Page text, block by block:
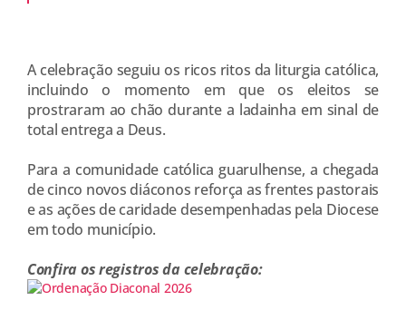
A celebração seguiu os ricos ritos da liturgia católica,
incluindo o momento em que os eleitos se
prostraram ao chão durante a ladainha em sinal de
total entrega a Deus.
Para a comunidade católica guarulhense, a chegada
de cinco novos diáconos reforça as frentes pastorais
e as ações de caridade desempenhadas pela Diocese
em todo município.
Confira os registros da celebração: